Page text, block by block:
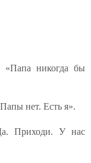
«Папа никогда бы
нет. Есть я».
Приходи. У нас